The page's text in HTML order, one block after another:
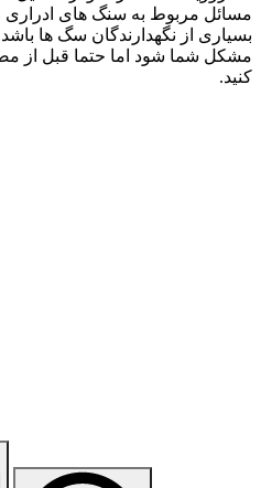
مسائل مربوط به سنگ های
بسیاری از نگهدارندگان سگ ها
مشکل شما شود اما حتما قبل از
کنید.